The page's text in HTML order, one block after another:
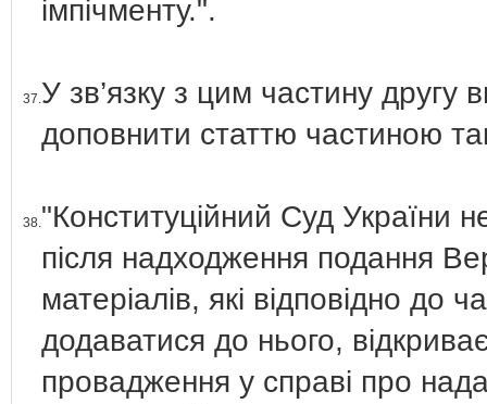
імпічменту.".
37.У зв’язку з цим частину
доповнити статтю частиною
38."Конституційний Суд України
після надходження подання
матеріалів, які відповідно до
додаватися до нього,
провадження у справі про